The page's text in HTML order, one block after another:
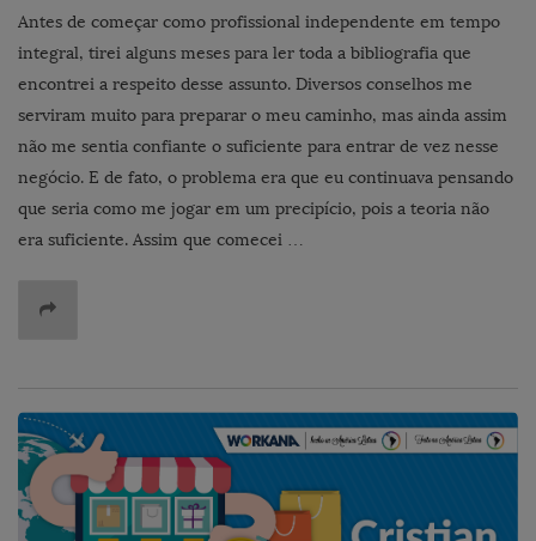
Antes de começar como profissional independente em tempo
integral, tirei alguns meses para ler toda a bibliografia que
encontrei a respeito desse assunto. Diversos conselhos me
serviram muito para preparar o meu caminho, mas ainda assim
não me sentia confiante o suficiente para entrar de vez nesse
negócio. E de fato, o problema era que eu continuava pensando
que seria como me jogar em um precipício, pois a teoria não
era suficiente. Assim que comecei …